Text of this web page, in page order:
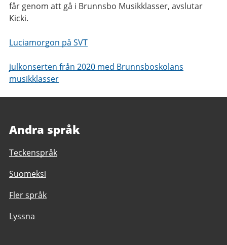
får genom att gå i Brunnsbo Musikklasser, avslutar
Kicki.
Luciamorgon på SVT
julkonserten från 2020 med Brunnsboskolans
musikklasser
Andra språk
Teckenspråk
Suomeksi
Fler språk
Lyssna